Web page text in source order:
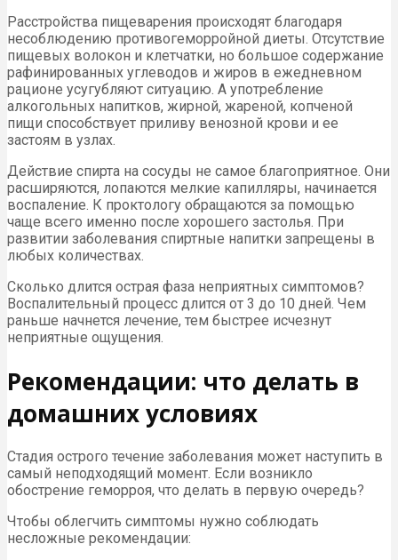
Расстройства пищеварения происходят благодаря
несоблюдению противогеморройной диеты. Отсутствие
пищевых волокон и клетчатки, но большое содержание
рафинированных углеводов и жиров в ежедневном
рационе усугубляют ситуацию. А употребление
алкогольных напитков, жирной, жареной, копченой
пищи способствует приливу венозной крови и ее
застоям в узлах.
Действие спирта на сосуды не самое благоприятное. Они
расширяются, лопаются мелкие капилляры, начинается
воспаление. К проктологу обращаются за помощью
чаще всего именно после хорошего застолья. При
развитии заболевания спиртные напитки запрещены в
любых количествах.
Сколько длится острая фаза неприятных симптомов?
Воспалительный процесс длится от 3 до 10 дней. Чем
раньше начнется лечение, тем быстрее исчезнут
неприятные ощущения.
Рекомендации: что делать в
домашних условиях
Стадия острого течение заболевания может наступить в
самый неподходящий момент. Если возникло
обострение геморроя, что делать в первую очередь?
Чтобы облегчить симптомы нужно соблюдать
несложные рекомендации: